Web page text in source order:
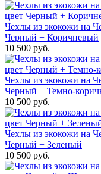
Чехлы из экокожи на
Черный + Коричневый
10 500 руб.
Чехлы из экокожи на
Черный + Темно-
10 500 руб.
Чехлы из экокожи на
Черный + Зеленый
10 500 руб.